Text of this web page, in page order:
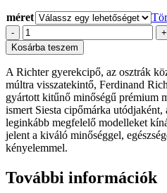
méret
-
Richter,
vízálló
lány
téli
csizma,
20
mennyiség
+
Kosárba teszem
A Richter gyerekcipő, az osztrák
múltra visszatekintő, Ferdinand
gyártott kitűnő minőségű prémium
ismert Siesta cipőmárka
leginkább megfelelő modelleket
jelent a kiváló minőséggel,
kényelemmel.
További információk